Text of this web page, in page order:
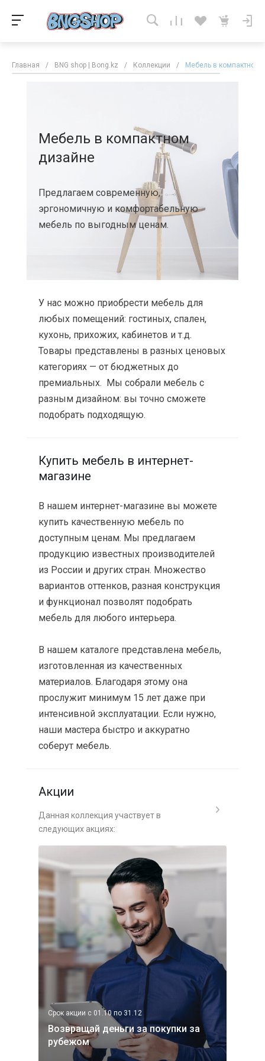
Главная / BNG shop | Bong.kz / Коллекции / Мебель в компактном
Мебель в компактном
дизайне
Предлагаем современную,
эргономичную и комфортабельную
мебель по выгодным ценам.
У нас можно приобрести мебель для
любых помещений: гостиных, спален,
кухонь, прихожих, кабинетов и т.д.
Товары представлены в разных ценовых
категориях — от бюджетных до
премиальных. Мы собрали мебель с
разным дизайном: вы точно сможете
подобрать подходящую.
Купить мебель в интернет-
магазине
В нашем интернет-магазине вы можете
купить качественную мебель по
доступным ценам. Мы предлагаем
продукцию известных производителей
из России и других стран. Множество
вариантов оттенков, разная конструкция
и функционал позволят подобрать
мебель для любого интерьера.
В нашем каталоге представлена мебель,
изготовленная из качественных
материалов. Благодаря этому она
прослужит минимум 15 лет даже при
интенсивной эксплуатации. Если нужно,
наши мастера быстро и аккуратно
соберут мебель.
Акции
Данная коллекция участвует в
следующих акциях:
Срок акции с 01.10 по 31.12
Возвращай деньги за покупки за
рубежом